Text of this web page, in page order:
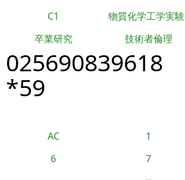
C1 物質化学工学実
卒業研究
技術者倫理
025690839618
*59
AC 1
6
7